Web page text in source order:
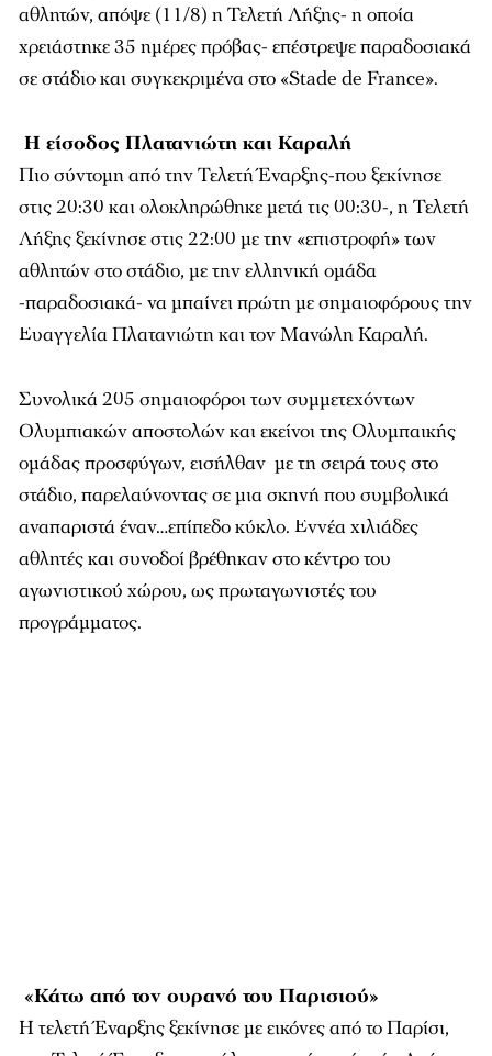
αθλητών, απόψε (11/8) η Τελετή Λήξης- η οποία
χρειάστηκε 35 ημέρες πρόβας- επέστρεψε παραδοσιακά
σε στάδιο και συγκεκριμένα στο «Stade de France».
Η είσοδος Πλατανιώτη και Καραλή
Πιο σύντομη από την Τελετή Έναρξης-που ξεκίνησε
στις 20:30 και ολοκληρώθηκε μετά τις 00:30-, η Τελετή
Λήξης ξεκίνησε στις 22:00 με την «επιστροφή» των
αθλητών στο στάδιο, με την ελληνική ομάδα
-παραδοσιακά- να μπαίνει πρώτη με σημαιοφόρους την
Ευαγγελία Πλατανιώτη και τον Μανώλη Καραλή.
Συνολικά 205 σημαιοφόροι των συμμετεχόντων
Ολυμπιακών αποστολών και εκείνοι της Ολυμπαικής
ομάδας προσφύγων, εισήλθαν με τη σειρά τους στο
στάδιο, παρελαύνοντας σε μια σκηνή που συμβολικά
αναπαριστά έναν…επίπεδο κύκλο. Εννέα χιλιάδες
αθλητές και συνοδοί βρέθηκαν στο κέντρο του
αγωνιστικού χώρου, ως πρωταγωνιστές του
προγράμματος.
«Κάτω από τον ουρανό του Παρισιού»
Η τελετή Έναρξης ξεκίνησε με εικόνες από το Παρίσι,